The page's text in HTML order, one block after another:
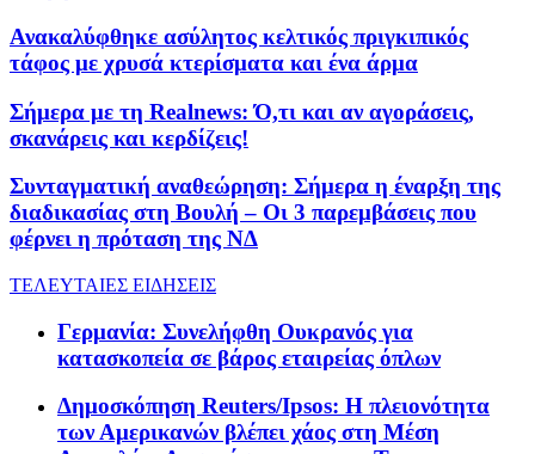
Ανακαλύφθηκε ασύλητος κελτικός πριγκιπικός
τάφος με χρυσά κτερίσματα και ένα άρμα
Σήμερα με τη Realnews: Ό,τι και αν αγοράσεις,
σκανάρεις και κερδίζεις!
Συνταγματική αναθεώρηση: Σήμερα η έναρξη της
διαδικασίας στη Βουλή – Οι 3 παρεμβάσεις που
φέρνει η πρόταση της ΝΔ
ΤΕΛΕΥΤΑΙΕΣ ΕΙΔΗΣΕΙΣ
Γερμανία: Συνελήφθη Ουκρανός για
κατασκοπεία σε βάρος εταιρείας όπλων
Δημοσκόπηση Reuters/Ipsos: Η πλειονότητα
των Αμερικανών βλέπει χάος στη Μέση